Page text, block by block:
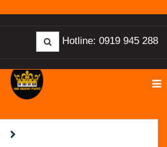
Hotline: 0919 945 288